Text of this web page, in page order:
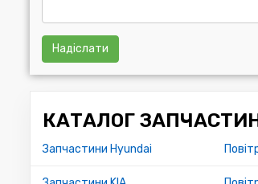
Надіслати
КАТАЛОГ
Запчастини Hyundai